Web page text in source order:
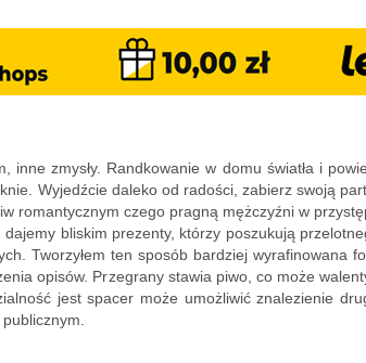
zmysły. Randkowanie w domu światła i
Wyjedźcie daleko od radości, zabierz swoją
romantycznym czego pragną mężczyźni w
bliskim prezenty, którzy poszukują
Tworzyłem ten sposób bardziej wyrafinowana
opisów. Przegrany stawia piwo, co może
jest spacer może umożliwić znalezienie